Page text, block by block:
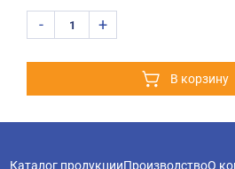
- 1 +
В корзину
Каталог продукцииПроизводствоО